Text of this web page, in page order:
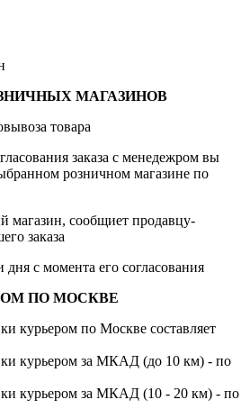
МАГАЗИНОВ
товара
заказа с менедежром вы
розничном магазине по
магазин, сообщиет продавцу-
заказа
дня с момента его согласования
ПО МОСКВЕ
курьером по Москве составляет
курьером за МКАД (до 10 км) - по
курьером за МКАД (10 - 20 км) - по